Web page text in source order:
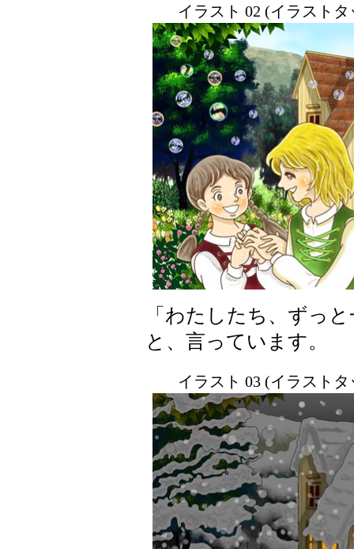
イラスト 02 (イラスト
「わたしたち、ずっ
と、言っています。
イラスト 03 (イラスト